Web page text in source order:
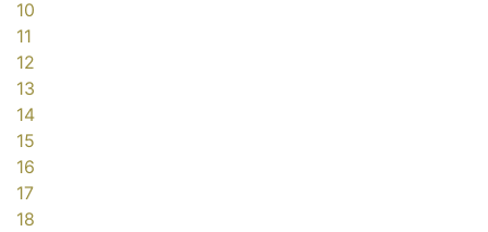
10
11
12
13
14
15
16
17
18